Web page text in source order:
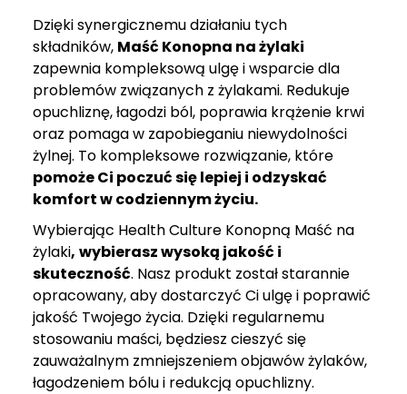
Dzięki synergicznemu działaniu tych
składników, Maść Konopna na żylaki
zapewnia kompleksową ulgę i wsparcie dla
problemów związanych z żylakami. Redukuje
opuchliznę, łagodzi ból, poprawia krążenie krwi
oraz pomaga w zapobieganiu niewydolności
żylnej. To kompleksowe rozwiązanie, które
pomoże Ci poczuć się lepiej i odzyskać
komfort w codziennym życiu.
Wybierając Health Culture Konopną Maść na
żylaki, wybierasz wysoką jakość i
skuteczność. Nasz produkt został starannie
opracowany, aby dostarczyć Ci ulgę i poprawić
jakość Twojego życia. Dzięki regularnemu
stosowaniu maści, będziesz cieszyć się
zauważalnym zmniejszeniem objawów żylaków,
łagodzeniem bólu i redukcją opuchlizny.